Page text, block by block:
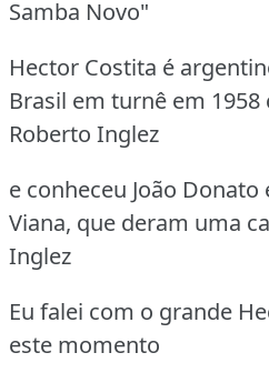
Samba Novo"
Hector Costita é
Brasil em turnê em
Roberto Inglez
e conheceu João Donato
Viana, que deram uma
Inglez
Eu falei com o grande
este momento